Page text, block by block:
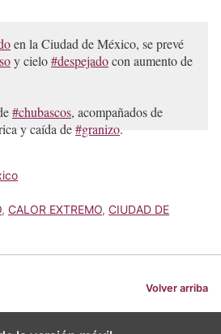
en la Ciudad de México, se prevé
y cielo#despejadocon aumento de
#chubascos, acompañados de
y caída de#granizo.
Integral de Riesgos y PC
, CALOR EXTREMO, CIUDAD DE
Volver arriba